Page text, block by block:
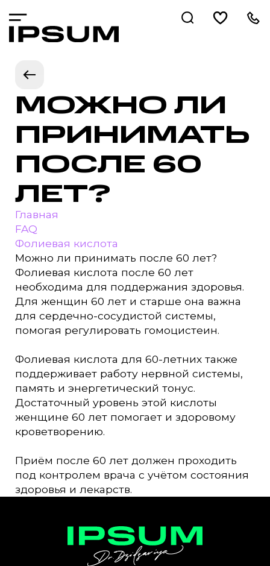
МОЖНО ЛИ
ПРИНИМАТЬ
ПОСЛЕ 60
ЛЕТ?
Главная
FAQ
Фолиевая кислота
Можно ли принимать после 60 лет?
Фолиевая кислота после 60 лет
необходима для поддержания здоровья.
Для женщин 60 лет и старше она важна
для сердечно-сосудистой системы,
помогая регулировать гомоцистеин.
Фолиевая кислота для 60-летних также
поддерживает работу нервной системы,
память и энергетический тонус.
Достаточный уровень этой кислоты
женщине 60 лет помогает и здоровому
кроветворению.
Приём после 60 лет должен проходить
под контролем врача с учётом состояния
здоровья и лекарств.